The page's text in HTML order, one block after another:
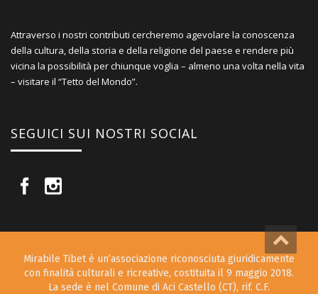
Attraverso i nostri contributi cercheremo agevolare la conoscenza
della cultura, della storia e della religione del paese e rendere più
vicina la possibilità per chiunque voglia – almeno una volta nella vita
– visitare il “Tetto del Mondo”.
SEGUICI SUI NOSTRI SOCIAL
Mirabile Tibet è un’associazione riconosciuta giuridicamente
con finalità culturali e ricreative, costituita il 9 maggio 2018.
La sede è nel Comune di Aci Castello (CT), rif. C.F.